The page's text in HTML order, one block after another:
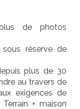
de photos
réserve de
plus de 30
au travers de
exigences de
+ maison